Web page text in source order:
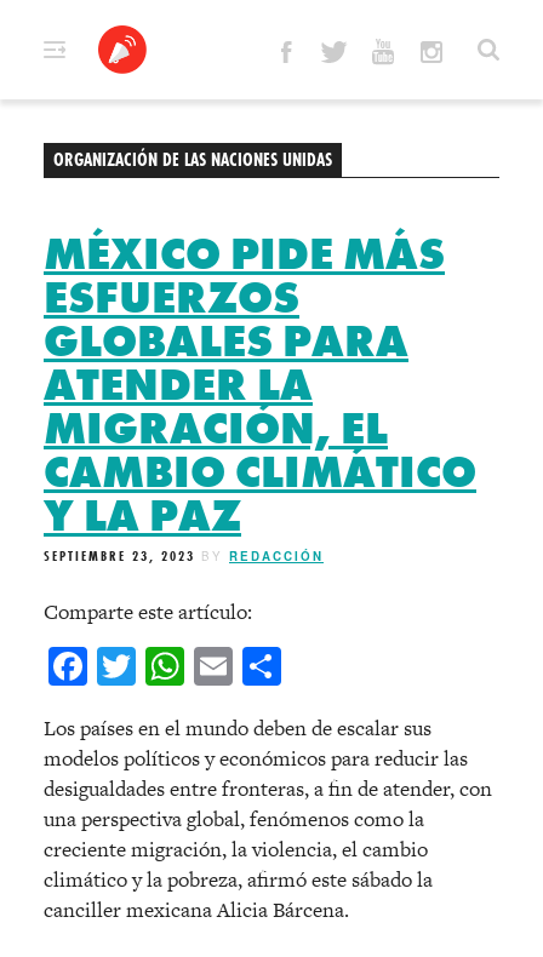
ORGANIZACIÓN DE LAS NACIONES UNIDAS
MÉXICO PIDE MÁS
ESFUERZOS
GLOBALES PARA
ATENDER LA
MIGRACIÓN, EL
CAMBIO CLIMÁTICO
Y LA PAZ
SEPTIEMBRE 23, 2023 BY REDACCIÓN
Comparte este artículo:
Facebook
Twitter
WhatsApp
Email
Los países en el mundo deben de escalar sus
modelos políticos y económicos para reducir las
desigualdades entre fronteras, a fin de atender, con
una perspectiva global, fenómenos como la
creciente migración, la violencia, el cambio
climático y la pobreza, afirmó este sábado la
canciller mexicana Alicia Bárcena.